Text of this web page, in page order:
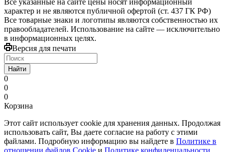
Все указанные на сайте цены носят информационный
характер и не являются публичной офертой (ст. 437 ГК РФ)
Все товарные знаки и логотипы являются собственностью их
правообладателей. Использование на сайте — исключительно
в информационных целях.
Версия для печати
Найти
0
0
0
Корзина
Этот сайт использует cookie для хранения данных. Продолжая
использовать сайт, Вы даете согласие на работу с этими
файлами. Подробную информацию вы найдете в Политике в